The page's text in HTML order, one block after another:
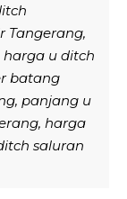
Tangerang,
harga u ditch
batang
panjang u
harga
saluran